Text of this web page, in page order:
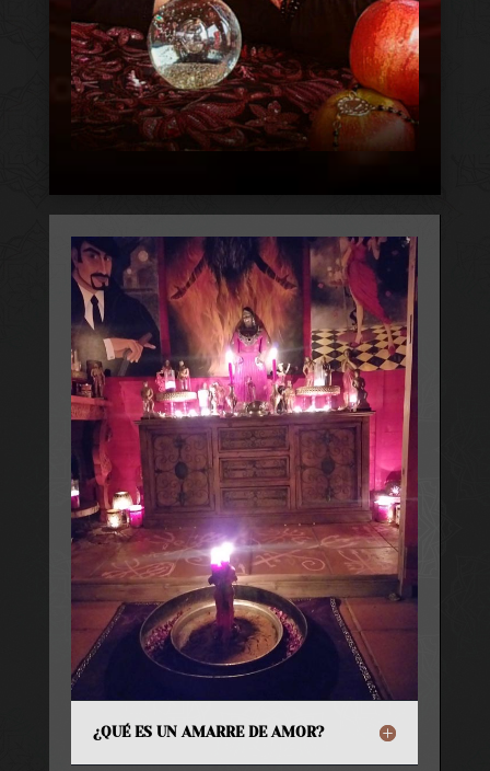
¿QUÉ ES UN AMARRE DE AMOR?